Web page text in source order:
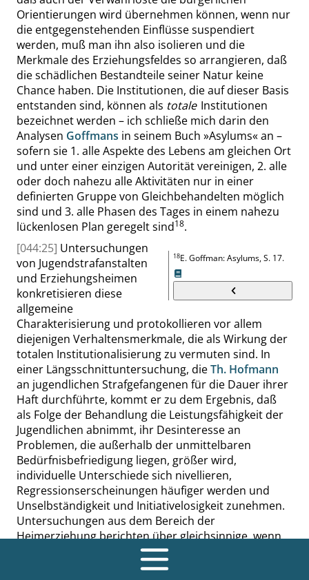
Orientierungen wird übernehmen können, wenn nur
die entgegenstehenden Einflüsse suspendiert
werden, muß man ihn also isolieren und die
Merkmale des Erziehungsfeldes so arrangieren, daß
die schädlichen Bestandteile seiner Natur keine
Chance haben. Die Institutionen, die auf dieser Basis
entstanden sind, können als totale Institutionen
bezeichnet werden – ich schließe mich darin den
Analysen Goffmans in seinem Buch »Asylums«an –
sofern sie 1. alle Aspekte des Lebens am gleichen Ort
und unter einer einzigen Autorität vereinigen, 2. alle
oder doch nahezu alle Aktivitäten nur in einer
definierten Gruppe von Gleichbehandelten möglich
sind und 3. alle Phasen des Tages in einem nahezu
lückenlosen Plan geregelt sind18
18E. Goffman:Asylums,S. 17.
.
[044:25] Untersuchungen
von Jugendstrafanstalten
und Erziehungsheimen
konkretisieren diese
allgemeine
Charakterisierung und protokollieren vor allem
diejenigen Verhaltensmerkmale, die als Wirkung der
totalen Institutionalisierung zu vermuten sind. In
einer Längsschnittuntersuchung, dieTh. Hofmann
an jugendlichen Strafgefangenen für die Dauer ihrer
Haft durchführte, kommt er zu dem Ergebnis, daß
als Folge der Behandlung die Leistungsfähigkeit der
Jugendlichen abnimmt, ihr Desinteresse an
Problemen, die außerhalb der unmittelbaren
Bedürfnisbefriedigung liegen, größer wird,
individuelle Unterschiede sich nivellieren,
Regressionserscheinungen häufiger werden und
Unselbständigkeit und Initiativelosigkeit zunehmen.
Untersuchungen aus dem Bereich der
Heimerziehung berichten über gleichsinnige, wenn
auch nicht so detaillierte Ergebnisse. Dennoch heißt
zusammenfassend: